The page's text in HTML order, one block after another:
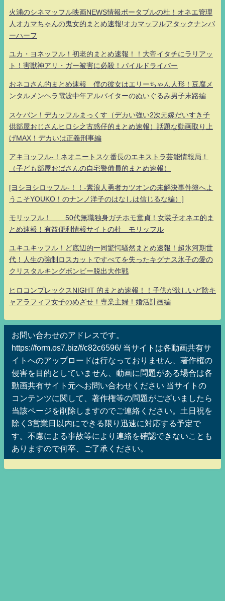
火浦のシネマッフル映画NEWS情報ポータブルの杜！オネエ管理
人オカマちゃんの鬼女的まとめ速報!オカマッフルアタックナンバ
ーハーフ
ユカ・ヨネッフル！初老的まとめ速報！！大帝イタチにラリアッ
ト！害獣神アリ・ガー被害に必殺！パイルドライバー
おネコさん的まとめ速報 僕の彼女はエリーちゃん人形！豆腐メ
ンタルメンヘラ電波中年アルバイターのぬいぐるみ男子末路編
スケバン！デカッフルまっくす（デカい強い2次元嫁だいすき子
供部屋おじさんヒロシ之古惑仔的まとめ速報）話題な動画取り上
げMAX！デカいは正義刑事編
アキヨッフル-！ネオニートスケ番長のエキストラ芸能情報局！
（子ども部屋おばさんの自宅警備員的まとめ速報）
[ヨシヨシロッフル-！！-素浪人勇者カツオンの未解決事件簿へよ
うこそYOUKO！のナンノ洋子のはなしは信じるな編）]
モリッフル！ 50代無職独身ガチホモ童貞！女装子オネエ的ま
とめ速報！有益便利情報サイトの杜 モリッフル
ユキユキッフル！ど底辺的一同驚愕騒然まとめ速報！超氷河期世
代！人生の強制ロスカットですべてを失ったキグナス氷子の愛の
クリスタルキングボンビー脱出大作戦
ヒロコンプレックスNIGHT 的まとめ速報！！子供が欲しいど陰キ
ャアラフィフ女子のめざせ！専業主婦！婚活計画編
お問い合わせのアドレスです。
https://form.os7.biz/f/c82c6596/ 当サイトは各動画共有サ
イトへのアップロードは行なっておりません、著作権の
侵害を目的としていません、動画に問題がある場合は各
動画共有サイト元へお問い合わせください 当サイトの
コンテンツに関して、著作権等の問題がございましたら
当該ページを削除しますのでご連絡ください。土日祝を
除く3営業日以内にできる限り迅速に対応する予定で
す。不慮による事故等により連絡を確認できないことも
ありますので何卒、ご了承ください。